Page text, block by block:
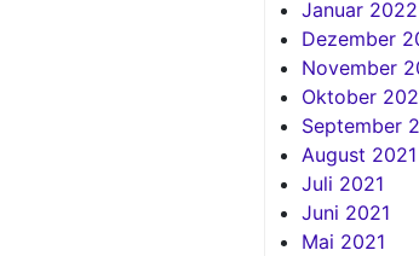
Januar 2022
Dezember
November
Oktober
September
August 2021
Juli 2021
Juni 2021
Mai 2021